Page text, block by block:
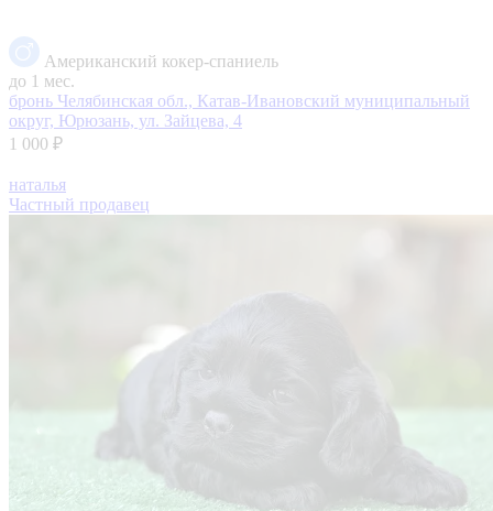
Американский кокер-спаниель
до 1 мес.
бронь Челябинская обл., Катав-Ивановский муниципальный
округ, Юрюзань, ул. Зайцева, 4
1 000 ₽
наталья
Частный продавец